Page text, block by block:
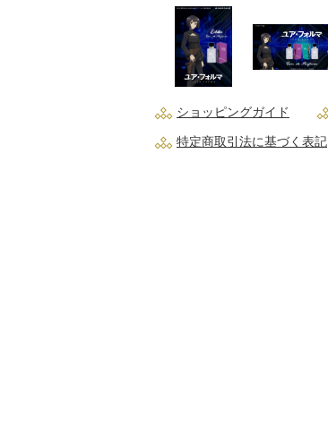
ショッピングガイド
特定商取引法に基づく表記